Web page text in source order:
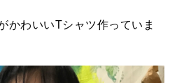
わいいTシャツ作っていま